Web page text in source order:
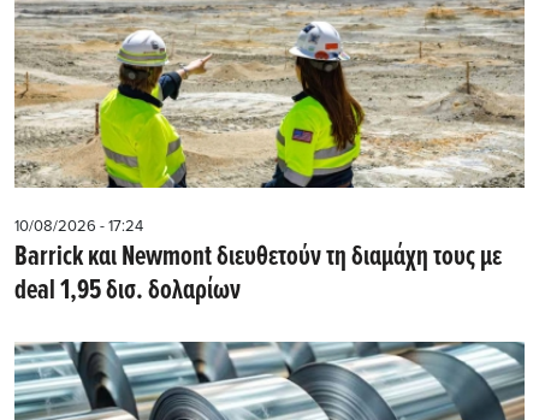
10/08/2026 - 17:24
Barrick και Newmont διευθετούν τη διαμάχη τους με
deal 1,95 δισ. δολαρίων